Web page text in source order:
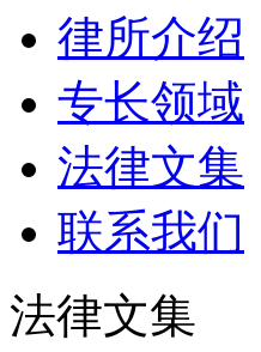
律所介绍
专长领域
法律文集
联系我们
法律文集